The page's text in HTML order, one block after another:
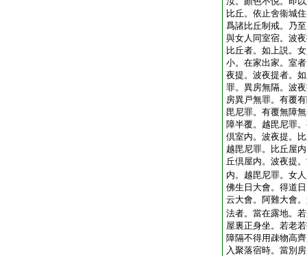
比丘。依止舍衞城
爲諸比丘制戒。乃
與女人同室宿。波
比丘者。如上説。
小。在家出家。室
夜提。波夜提者。
罪。異房無隔。波
房異戸無罪。有覆
毘尼罪。有覆無障
障半覆。越毘尼罪
倶室内。波夜提。
越毘尼罪。比丘屋
丘倶屋内。波夜提
内。越毘尼罪。女
佛生日大會。得道
云大會。阿難大會
法者。當在露地。
屋裏正身坐。若老
障隔不得用疎物高
入聚落宿時。當別